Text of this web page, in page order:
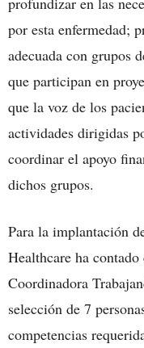
por esta enfermedad;
adecuada con grupos
que participan en
que la voz de los
actividades dirigidas
coordinar el apoyo
dichos grupos.
Para la implantación
Healthcare ha
Coordinadora
selección de 7
competencias